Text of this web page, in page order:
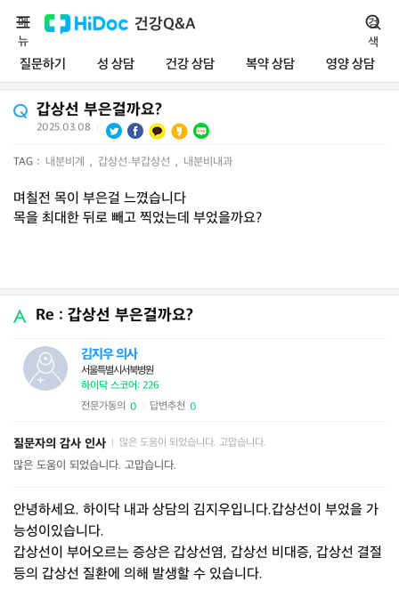
건강Q&A
질문하기 성 상담 건강 상담 복약 상담 영양 상담
메
뉴
검
색
갑상선 부은걸까요?
2025.03.08
TAG : 내분비계 , 갑상선·부갑상선 , 내분비내과
며칠전 목이 부은걸 느꼈습니다
목을 최대한 뒤로 빼고 찍었는데 부었을까요?
Re : 갑상선 부은걸까요?
김지우 의사
서울특별시서북병원
하이닥 스코어: 226
전문가동의 0 답변추천 0
질문자의 감사 인사 많은 도움이 되었습니다. 고맙습니다.
많은 도움이 되었습니다. 고맙습니다.
안녕하세요. 하이닥 내과 상담의 김지우입니다.갑상선이 부었을 가
능성이있습니다.
갑상선이 부어오르는 증상은 갑상선염, 갑상선 비대증, 갑상선 결절
등의 갑상선 질환에 의해 발생할 수 있습니다.